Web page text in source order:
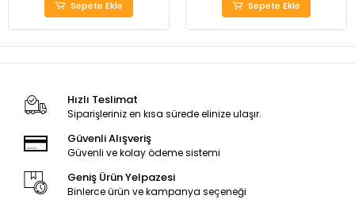
Sepete Ekle Sepete Ekle
Hızlı Teslimat
Siparişleriniz en kısa sürede elinize ulaşır.
Güvenli Alışveriş
Güvenli ve kolay ödeme sistemi
Geniş Ürün Yelpazesi
Binlerce ürün ve kampanya seçeneği